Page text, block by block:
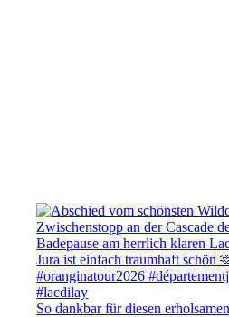
So dankbar für diesen